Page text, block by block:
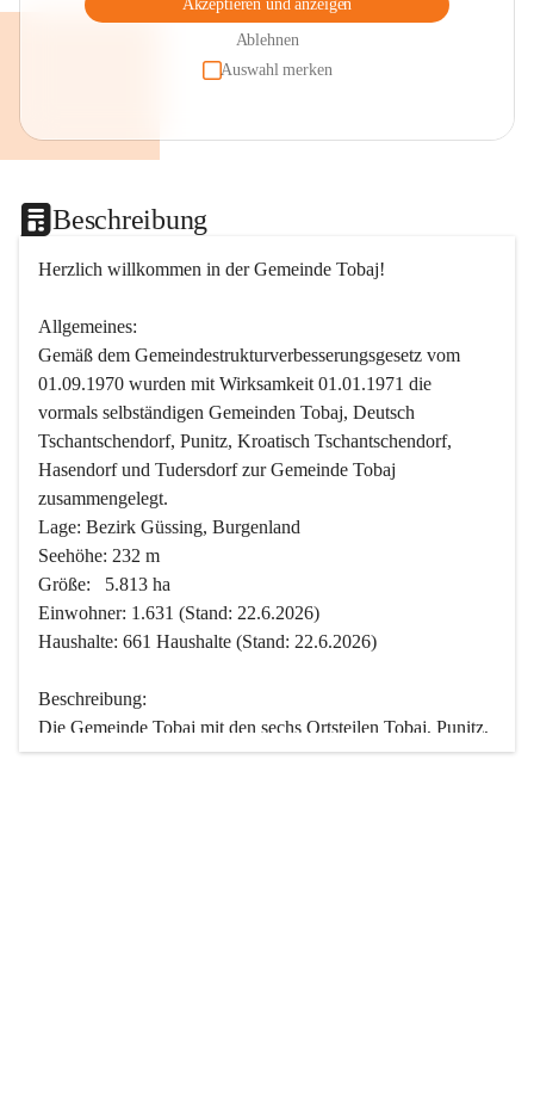
Akzeptieren und anzeigen
Ablehnen
Auswahl merken
Beschreibung
Herzlich willkommen in der Gemeinde Tobaj!
Allgemeines:
Gemäß dem Gemeindestrukturverbesserungsgesetz vom
01.09.1970 wurden mit Wirksamkeit 01.01.1971 die
vormals selbständigen Gemeinden Tobaj, Deutsch
Tschantschendorf, Punitz, Kroatisch Tschantschendorf,
Hasendorf und Tudersdorf zur Gemeinde Tobaj
zusammengelegt.
Lage: Bezirk Güssing, Burgenland
Seehöhe: 232 m
Größe:   5.813 ha
Einwohner: 1.631 (Stand: 22.6.2026)
Haushalte: 661 Haushalte (Stand: 22.6.2026)
Beschreibung:
Die Gemeinde Tobaj mit den sechs Ortsteilen Tobaj, Punitz,
Deutsch Tschantschendorf, Kroatisch Tschantschendorf,